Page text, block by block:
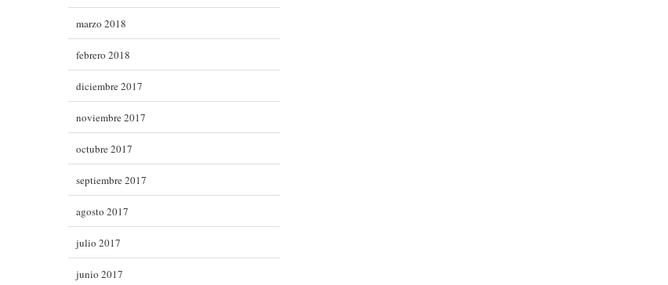
marzo 2018
febrero 2018
diciembre 2017
noviembre 2017
octubre 2017
septiembre 2017
agosto 2017
julio 2017
junio 2017